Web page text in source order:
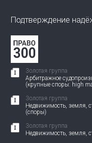
Подтверждение
Золотая группа
Арбитражное
(крупные споры: high
Золотая группа
Недвижимость, земля,
(споры)
Золотая группа
Недвижимость, земля,